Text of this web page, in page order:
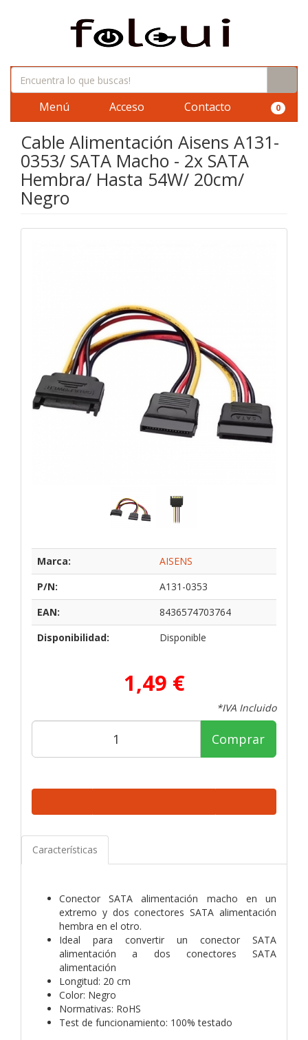
Menú Acceso Contacto 0
Cable Alimentación Aisens A131-
0353/ SATA Macho - 2x SATA
Hembra/ Hasta 54W/ 20cm/
Negro
Marca:
AISENS
P/N:
A131-0353
EAN:
8436574703764
Disponibilidad:
Disponible
1,49 €
*IVA Incluido
Comprar
Características
Conector SATA alimentación macho en un
extremo y dos conectores SATA alimentación
hembra en el otro.
Ideal para convertir un conector SATA
alimentación a dos conectores SATA
alimentación
Longitud: 20 cm
Color: Negro
Normativas: RoHS
Test de funcionamiento: 100% testado